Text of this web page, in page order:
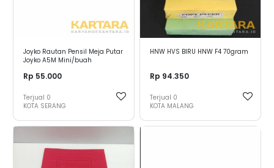
Joyko Rautan Pensil Meja Putar
Joyko A5M Mini/buah
Rp 55.000
Terjual 0
KOTA SERANG
HNW HVS BIRU HNW F4 70gram
Rp 94.350
Terjual 0
KOTA MALANG